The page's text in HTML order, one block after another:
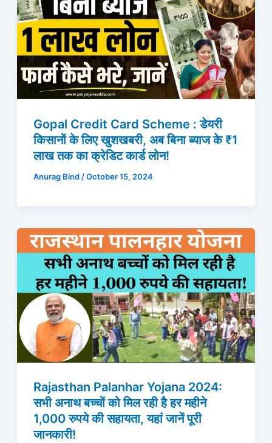
Gopal Credit Card Scheme : डेयरी
किसानों के लिए खुशखबरी, अब बिना ब्याज के ₹1
लाख तक का क्रेडिट कार्ड लोन!
Anurag Bind/October 15, 2024
Rajasthan Palanhar Yojana 2024:
सभी अनाथ बच्चों को मिल रही है हर महीने
1,000 रुपये की सहायता, यहां जानें पूरी
जानकारी!